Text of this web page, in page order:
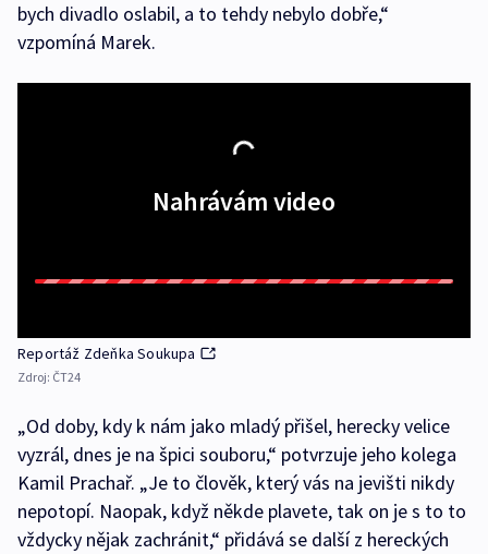
bych divadlo oslabil, a to tehdy nebylo dobře,“
vzpomíná Marek.
Nahrávám video
Reportáž Zdeňka Soukupa
Zdroj: ČT24
„Od doby, kdy k nám jako mladý přišel, herecky velice
vyzrál, dnes je na špici souboru,“ potvrzuje jeho kolega
Kamil Prachař. „Je to člověk, který vás na jevišti nikdy
nepotopí. Naopak, když někde plavete, tak on je s to to
vždycky nějak zachránit,“ přidává se další z hereckých